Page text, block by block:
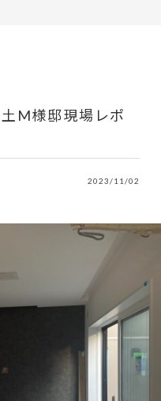
M様邸現場レポ
2023/11/02